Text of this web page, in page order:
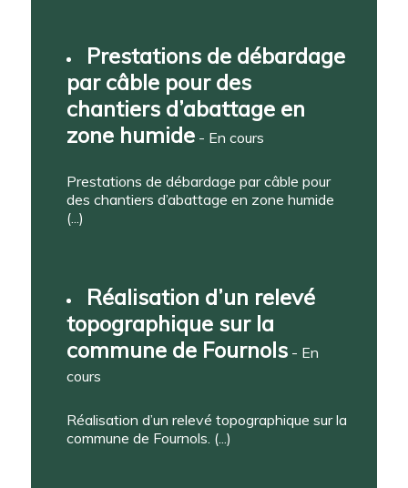
Prestations de débardage
par câble pour des
chantiers d’abattage en
zone humide- En cours
Prestations de débardage par câble pour
des chantiers d’abattage en zone humide
(...)
Réalisation d’un relevé
topographique sur la
commune de Fournols- En
cours
Réalisation d’un relevé topographique sur la
commune de Fournols. (...)